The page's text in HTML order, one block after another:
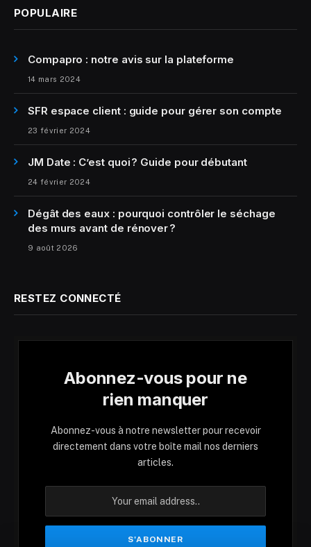
POPULAIRE
Compapro : notre avis sur la plateforme
14 mars 2024
SFR espace client : guide pour gérer son compte
23 février 2024
JM Date : C’est quoi ? Guide pour débutant
24 février 2024
Dégât des eaux : pourquoi contrôler le séchage
des murs avant de rénover ?
9 août 2026
RESTEZ CONNECTÉ
Abonnez-vous pour ne
rien manquer
Abonnez-vous à notre newsletter pour recevoir
directement dans votre boîte mail nos derniers
articles.